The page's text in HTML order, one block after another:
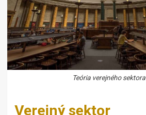
Teória verejného sektora
Verejný sektor